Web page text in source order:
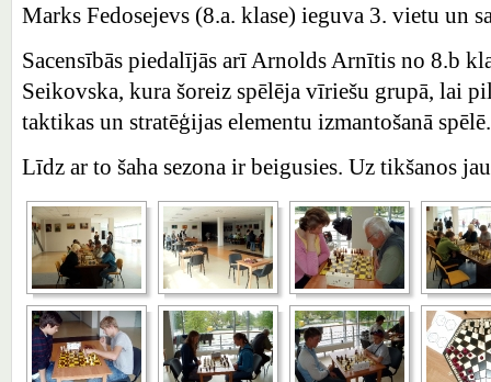
Marks Fedosejevs (8.a. klase) ieguva 3. vietu un
Sacensībās piedalījās arī Arnolds Arnītis no 8.b
Seikovska, kura šoreiz spēlēja vīriešu grupā, lai
taktikas un stratēģijas elementu izmantošanā spēlē.
Līdz ar to šaha sezona ir beigusies. Uz tikšanos